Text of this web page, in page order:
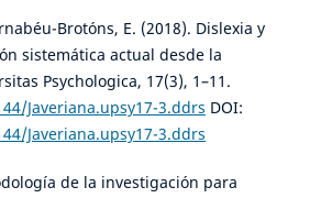
Brotóns, E. (2018). Dislexia y
sistemática actual desde la
Psychologica, 17(3), 1–11.
Javeriana.upsy17-3.ddrs DOI:
Javeriana.upsy17-3.ddrs
de la investigación para